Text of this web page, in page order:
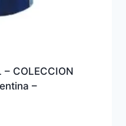
– COLECCION
–